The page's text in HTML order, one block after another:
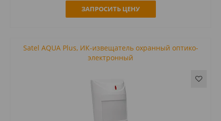
ЗАПРОСИТЬ ЦЕНУ
Satel AQUA Plus, ИК-извещатель охранный оптико-
электронный